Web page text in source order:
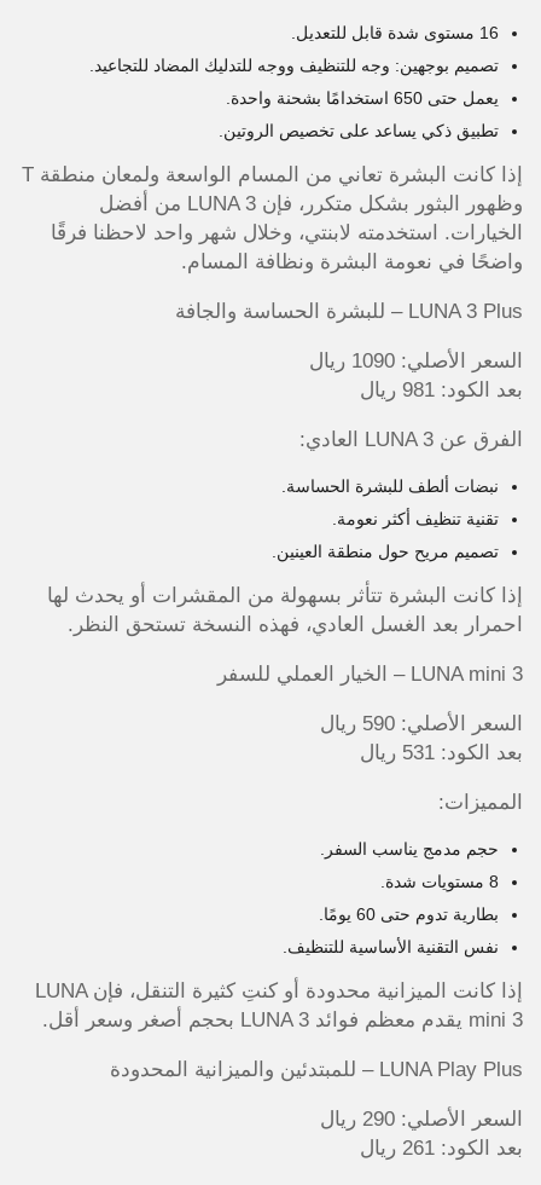
16 مستوى شدة قابل للتعديل.
تصميم بوجهين: وجه للتنظيف ووجه للتدليك المضاد للتجاعيد.
يعمل حتى 650 استخدامًا بشحنة واحدة.
تطبيق ذكي يساعد على تخصيص الروتين.
إذا كانت البشرة تعاني من المسام الواسعة ولمعان منطقة T
وظهور البثور بشكل متكرر، فإن LUNA 3 من أفضل
الخيارات. استخدمته لابنتي، وخلال شهر واحد لاحظنا فرقًا
واضحًا في نعومة البشرة ونظافة المسام.
LUNA 3 Plus – للبشرة الحساسة والجافة
السعر الأصلي: 1090 ريال
بعد الكود: 981 ريال
الفرق عن LUNA 3 العادي:
نبضات ألطف للبشرة الحساسة.
تقنية تنظيف أكثر نعومة.
تصميم مريح حول منطقة العينين.
إذا كانت البشرة تتأثر بسهولة من المقشرات أو يحدث لها
احمرار بعد الغسل العادي، فهذه النسخة تستحق النظر.
LUNA mini 3 – الخيار العملي للسفر
السعر الأصلي: 590 ريال
بعد الكود: 531 ريال
المميزات:
حجم مدمج يناسب السفر.
8 مستويات شدة.
بطارية تدوم حتى 60 يومًا.
نفس التقنية الأساسية للتنظيف.
إذا كانت الميزانية محدودة أو كنتِ كثيرة التنقل، فإن LUNA
mini 3 يقدم معظم فوائد LUNA 3 بحجم أصغر وسعر أقل.
LUNA Play Plus – للمبتدئين والميزانية المحدودة
السعر الأصلي: 290 ريال
بعد الكود: 261 ريال